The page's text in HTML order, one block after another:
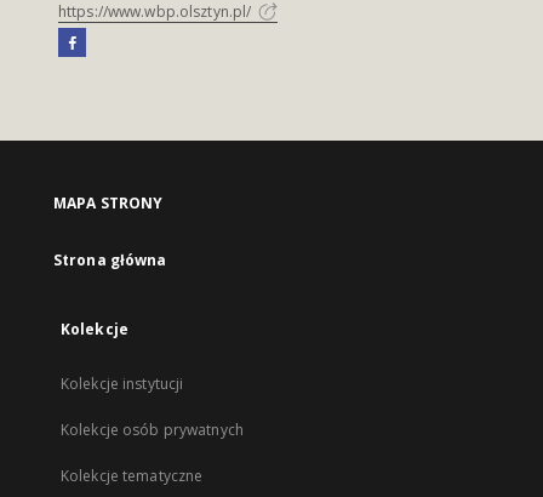
https://www.wbp.olsztyn.pl/
MAPA STRONY
Strona główna
Kolekcje
Kolekcje instytucji
Kolekcje osób prywatnych
Kolekcje tematyczne